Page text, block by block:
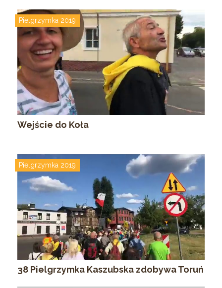
Pielgrzymka 2019
Wejście do Koła
Pielgrzymka 2019
38 Pielgrzymka Kaszubska zdobywa Toruń